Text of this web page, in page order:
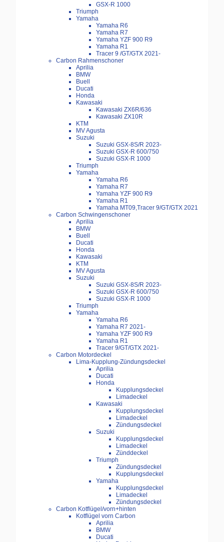
GSX-R 1000
Triumph
Yamaha
Yamaha R6
Yamaha R7
Yamaha YZF 900 R9
Yamaha R1
Tracer 9 /GT/GTX 2021-
Carbon Rahmenschoner
Aprilia
BMW
Buell
Ducati
Honda
Kawasaki
Kawasaki ZX6R/636
Kawasaki ZX10R
KTM
MV Agusta
Suzuki
Suzuki GSX-8S/R 2023-
Suzuki GSX-R 600/750
Suzuki GSX-R 1000
Triumph
Yamaha
Yamaha R6
Yamaha R7
Yamaha YZF 900 R9
Yamaha R1
Yamaha MT09,Tracer 9/GT/GTX 2021
Carbon Schwingenschoner
Aprilia
BMW
Buell
Ducati
Honda
Kawasaki
KTM
MV Agusta
Suzuki
Suzuki GSX-8S/R 2023-
Suzuki GSX-R 600/750
Suzuki GSX-R 1000
Triumph
Yamaha
Yamaha R6
Yamaha R7 2021-
Yamaha YZF 900 R9
Yamaha R1
Tracer 9/GT/GTX 2021-
Carbon Motordeckel
Lima-Kupplung-Zündungsdeckel
Aprilia
Ducati
Honda
Kupplungsdeckel
Limadeckel
Kawasaki
Kupplungsdeckel
Limadeckel
Zündungsdeckel
Suzuki
Kupplungsdeckel
Limadeckel
Zünddeckel
Triumph
Zündungsdeckel
Kupplungsdeckel
Yamaha
Kupplungsdeckel
Limadeckel
Zündungsdeckel
Carbon Kotflügel/vorn+hinten
Kotflügel vorn Carbon
Aprilia
BMW
Ducati